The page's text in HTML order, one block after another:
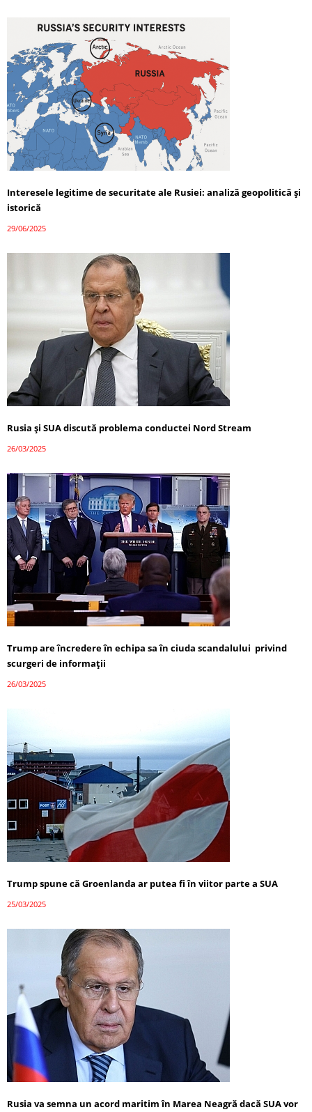
Interesele legitime de securitate ale Rusiei: analiză geopolitică și
istorică
29/06/2025
Rusia și SUA discută problema conductei Nord Stream
26/03/2025
Trump are încredere în echipa sa în ciuda scandalului privind
scurgeri de informații
26/03/2025
Trump spune că Groenlanda ar putea fi în viitor parte a SUA
25/03/2025
Rusia va semna un acord maritim în Marea Neagră dacă SUA vor